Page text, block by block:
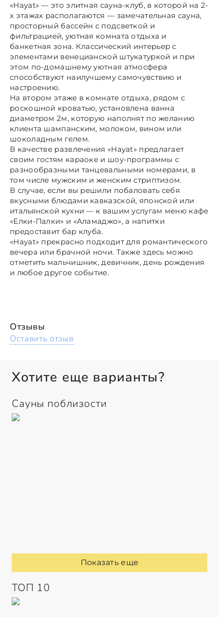
«Hayat» — это элитная сауна-клуб, в которой на 2-
х этажах располагаются — замечательная сауна,
просторный бассейн с подсветкой и
фильтрацией, уютная комната отдыха и
банкетная зона. Классический интерьер с
элементами венецианской штукатуркой и при
этом по-домашнему уютная атмосфера
способствуют наилучшему самочувствию и
настроению.
На втором этаже в комнате отдыха, рядом с
роскошной кроватью, установлена ванна
диаметром 2м, которую наполнят по желанию
клиента шампанским, молоком, вином или
шоколадным гелем.
В качестве развлечения «Hayat» предлагает
своим гостям караоке и шоу-программы с
разнообразными танцевальными номерами, в
том числе мужским и женским стриптизом.
В случае, если вы решили побаловать себя
вкусными блюдами кавказской, японской или
итальянской кухни — к вашим услугам меню кафе
«Елки-Палки» и «Аламаджо», а напитки
предоставит бар клуба.
«Hayat» прекрасно подходит для романтического
вечера или брачной ночи. Также здесь можно
отметить мальчишник, девичник, день рождения
и любое другое событие.
Отзывы
Оставить отзыв
Хотите еще варианты?
Сауны поблизости
Показать еще
ТОП 10